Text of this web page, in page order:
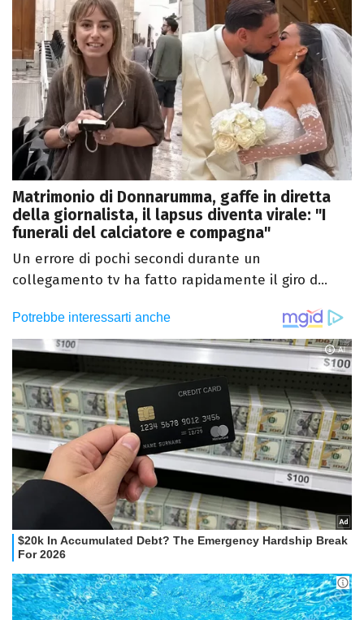
Matrimonio di Donnarumma, gaffe in diretta
della giornalista, il lapsus diventa virale: "I
funerali del calciatore e compagna"
Un errore di pochi secondi durante un
collegamento tv ha fatto rapidamente il giro d...